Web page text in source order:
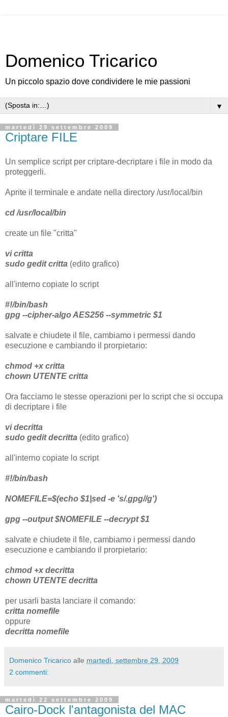
Domenico Tricarico
Un piccolo spazio dove condividere le mie passioni
▼
martedì 29 settembre 2009
Criptare FILE
Un semplice script per criptare-decriptare i file in modo da
proteggerli.
Aprite il terminale e andate nella directory /usr/local/bin
cd /usr/local/bin
create un file "critta"
vi critta
sudo gedit critta (edito grafico)
all'interno copiate lo script
#!/bin/bash
gpg --cipher-algo AES256 --symmetric $1
salvate e chiudete il file, cambiamo i permessi dando
esecuzione e cambiando il prorpietario:
chmod +x critta
chown UTENTE critta
Ora facciamo le stesse operazioni per lo script che si occupa
di decriptare i file
vi decritta
sudo gedit decritta (edito grafico)
all'interno copiate lo script
#!/bin/bash
NOMEFILE=$(echo $1|sed -e 's/.gpg//g')
gpg --output $NOMEFILE --decrypt $1
salvate e chiudete il file, cambiamo i permessi dando
esecuzione e cambiando il prorpietario:
chmod +x decritta
chown UTENTE decritta
per usarli basta lanciare il comando:
critta nomefile
oppure
decritta nomefile
Domenico Tricarico alle martedì, settembre 29, 2009
2 commenti:
martedì 22 settembre 2009
Cairo-Dock l'antagonista del MAC